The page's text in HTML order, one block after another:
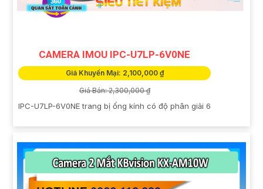
CAMERA IMOU IPC-U7LP-6V0NE
Giá Khuyến Mại: 2,100,000 ₫
Giá Bán: 2,300,000 ₫
IPC-U7LP-6V0NE trang bị ống kính có độ phân giải 6